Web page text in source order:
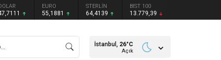
EURO
55,1881
STERLİN
64,4139
BIST 100
13.779,39
İstanbul, 26°C
Açık